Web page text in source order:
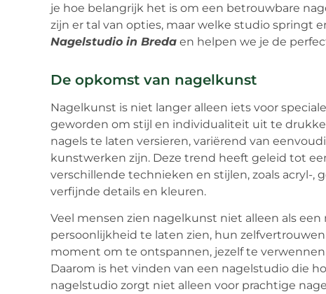
je hoe belangrijk het is om een betrouwbare
zijn er tal van opties, maar welke studio springt
Nagelstudio in Breda en helpen we je de
De opkomst van nagelkunst
Nagelkunst is niet langer alleen iets voor
geworden om stijl en individualiteit uit te
nagels te laten versieren, variërend van
kunstwerken zijn. Deze trend heeft geleid tot
verschillende technieken en stijlen, zoals acryl-
verfijnde details en kleuren.
Veel mensen zien nagelkunst niet alleen als
persoonlijkheid te laten zien, hun
moment om te ontspannen, jezelf te
Daarom is het vinden van een nagelstudio die
nagelstudio zorgt niet alleen voor prachtige